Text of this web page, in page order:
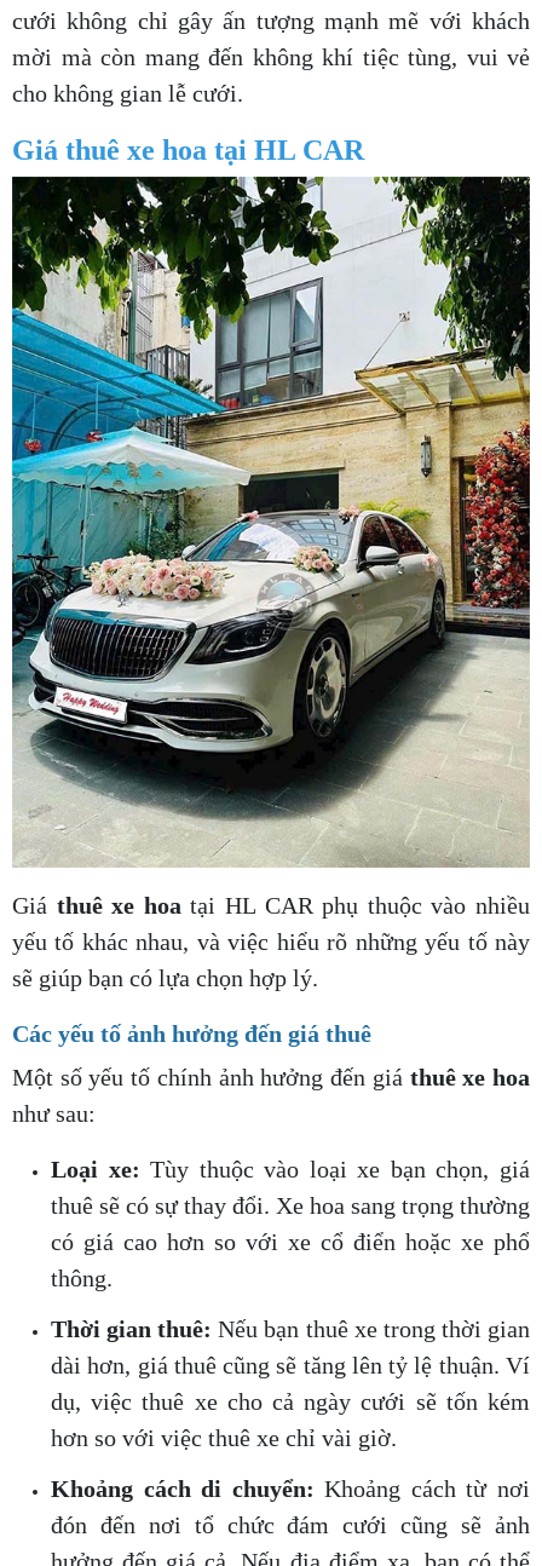
cưới không chỉ gây ấn tượng mạnh mẽ với khách
mời mà còn mang đến không khí tiệc tùng, vui vẻ
cho không gian lễ cưới.
Giá thuê xe hoa tại HL CAR
Giá thuê xe hoa tại HL CAR phụ thuộc vào nhiều
yếu tố khác nhau, và việc hiểu rõ những yếu tố này
sẽ giúp bạn có lựa chọn hợp lý.
Các yếu tố ảnh hưởng đến giá thuê
Một số yếu tố chính ảnh hưởng đến giá thuê xe hoa
như sau:
Loại xe: Tùy thuộc vào loại xe bạn chọn, giá
thuê sẽ có sự thay đổi. Xe hoa sang trọng thường
có giá cao hơn so với xe cổ điển hoặc xe phổ
thông.
Thời gian thuê: Nếu bạn thuê xe trong thời gian
dài hơn, giá thuê cũng sẽ tăng lên tỷ lệ thuận. Ví
dụ, việc thuê xe cho cả ngày cưới sẽ tốn kém
hơn so với việc thuê xe chỉ vài giờ.
Khoảng cách di chuyển: Khoảng cách từ nơi
đón đến nơi tổ chức đám cưới cũng sẽ ảnh